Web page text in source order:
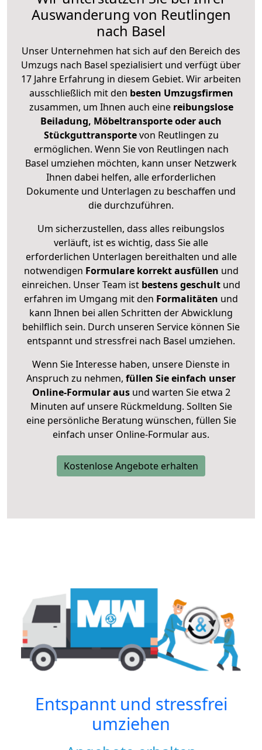
Auswanderung von Reutlingen
nach Basel
Unser Unternehmen hat sich auf den Bereich des
Umzugs nach Basel spezialisiert und verfügt über
17 Jahre Erfahrung in diesem Gebiet. Wir arbeiten
ausschließlich mit den besten Umzugsfirmen
zusammen, um Ihnen auch eine reibungslose
Beiladung, Möbeltransporte oder auch
Stückguttransportevon Reutlingen zu
ermöglichen. Wenn Sie von Reutlingen nach
Basel umziehen möchten, kann unser Netzwerk
Ihnen dabei helfen, alle erforderlichen
Dokumente und Unterlagen zu beschaffen und
die durchzuführen.
Um sicherzustellen, dass alles reibungslos
verläuft, ist es wichtig, dass Sie alle
erforderlichen Unterlagen bereithalten und alle
notwendigen Formulare korrekt ausfüllen und
einreichen. Unser Team ist bestens geschult und
erfahren im Umgang mit den Formalitäten und
kann Ihnen bei allen Schritten der Abwicklung
behilflich sein. Durch unseren Service können Sie
entspannt und stressfrei nach Basel umziehen.
Wenn Sie Interesse haben, unsere Dienste in
Anspruch zu nehmen, füllen Sie einfach unser
Online-Formular ausund warten Sie etwa 2
Minuten auf unsere Rückmeldung. Sollten Sie
eine persönliche Beratung wünschen, füllen Sie
einfach unser Online-Formular aus.
Kostenlose Angebote erhalten
Entspannt und stressfrei
umziehen